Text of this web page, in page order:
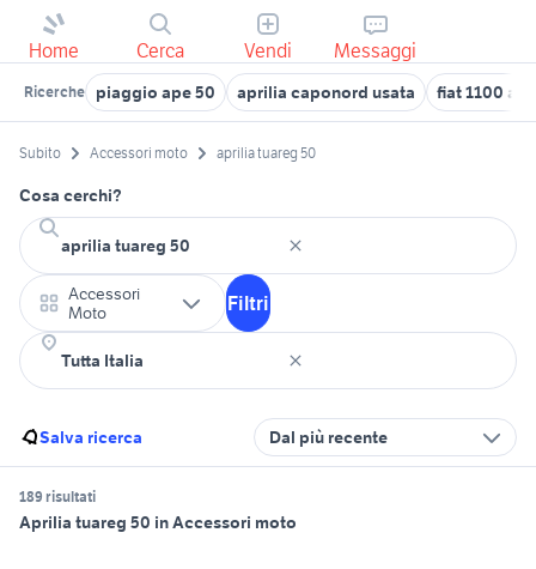
Home Cerca Vendi Messaggi
Ricerche piaggio ape 50 aprilia caponord usata fiat 1100
Subito Accessori moto aprilia tuareg 50
Cosa cerchi?
Accessori
Moto
Filtri
Salva ricerca Dal più recente
189 risultati
Aprilia tuareg 50 in Accessori moto